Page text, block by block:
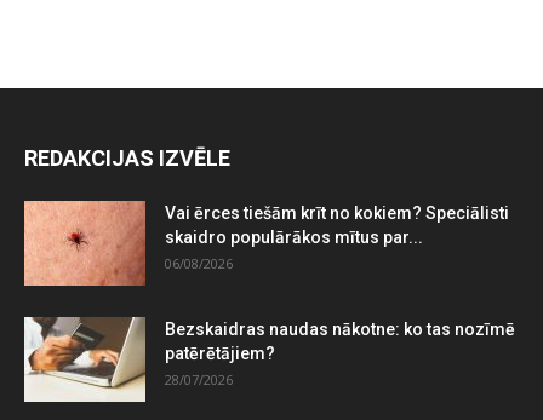
REDAKCIJAS IZVĒLE
Vai ērces tiešām krīt no kokiem? Speciālisti
skaidro populārākos mītus par...
06/08/2026
Bezskaidras naudas nākotne: ko tas nozīmē
patērētājiem?
28/07/2026